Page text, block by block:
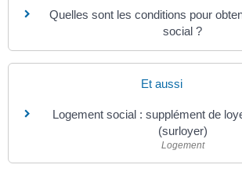
Quelles sont les conditions pour
social ?
Et aussi
Logement social : supplément de
(surloyer)
Logement